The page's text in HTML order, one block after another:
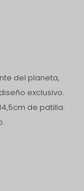
del planeta,
exclusivo.
de patilla.